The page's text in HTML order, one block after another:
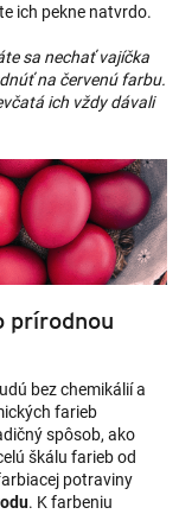
ich pekne natvrdo.
sa nechať vajíčka
na červenú farbu.
ich vždy dávali
prírodnou
bez chemikálií a
farieb
spôsob, ako
škálu farieb od
potraviny
. K farbeniu